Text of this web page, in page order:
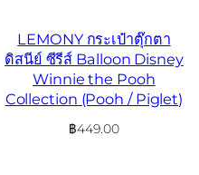
LEMONY กระเป๋าตุ๊กตา
ดิสนีย์ ซีรีส์ Balloon Disney
Winnie the Pooh
Collection (Pooh / Piglet)
฿449.00